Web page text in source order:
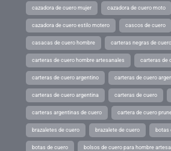
cazadora de cuero mujer cazadora de cuero moto
cazadora de cuero estilo motero cascos de cuero
casacas de cuero hombre carteras negras de cuero
carteras de cuero hombre artesanales carteras de
carteras de cuero argentino carteras de cuero
carteras de cuero argentina carteras de cuero
carteras argentinas de cuero cartera de cuero
brazaletes de cuero brazalete de cuero botas
botas de cuero bolsos de cuero para hombre